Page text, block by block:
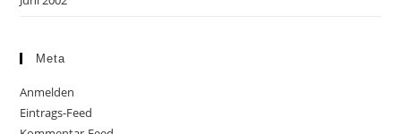
Meta
Anmelden
Eintrags-Feed